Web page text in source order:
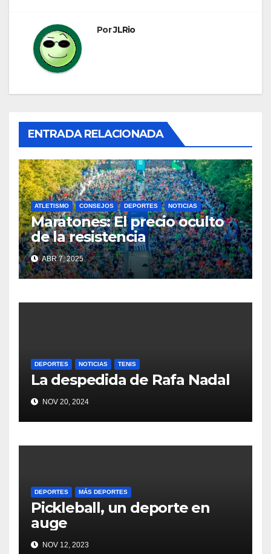
PorJLRio
ENTRADA RELACIONADA
ATLETISMO CONSEJOS DEPORTES NOTICIAS
Maratones: El precio oculto
de la resistencia
ABR 7, 2025
DEPORTES NOTICIAS TENIS
La despedida de Rafa Nadal
NOV 20, 2024
DEPORTES MÁS DEPORTES
Pickleball, un deporte en
auge
NOV 12, 2023